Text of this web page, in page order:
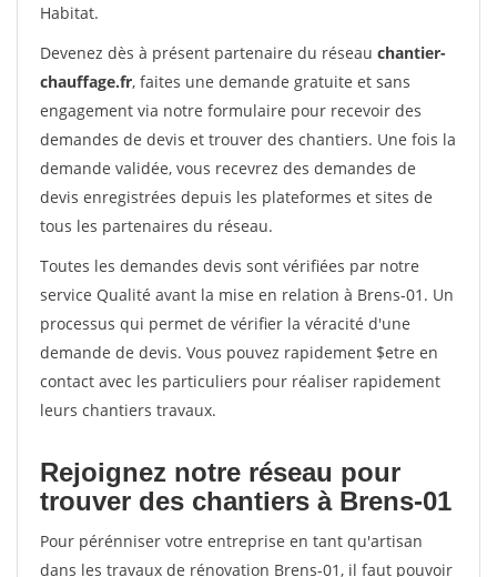
Habitat.
Devenez dès à présent partenaire du réseau chantier-
chauffage.fr, faites une demande gratuite et sans
engagement via notre formulaire pour recevoir des
demandes de devis et trouver des chantiers. Une fois la
demande validée, vous recevrez des demandes de
devis enregistrées depuis les plateformes et sites de
tous les partenaires du réseau.
Toutes les demandes devis sont vérifiées par notre
service Qualité avant la mise en relation à Brens-01. Un
processus qui permet de vérifier la véracité d'une
demande de devis. Vous pouvez rapidement $etre en
contact avec les particuliers pour réaliser rapidement
leurs chantiers travaux.
Rejoignez notre réseau pour
trouver des chantiers à Brens-01
Pour pérénniser votre entreprise en tant qu'artisan
dans les travaux de rénovation Brens-01, il faut pouvoir